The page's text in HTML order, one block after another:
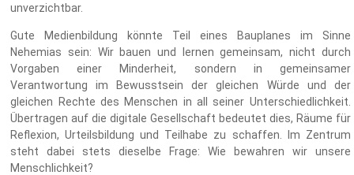
unverzichtbar.
Gute Medienbildung könnte Teil eines Bauplanes im Sinne
Nehemias sein: Wir bauen und lernen gemeinsam, nicht durch
Vorgaben einer Minderheit, sondern in gemeinsamer
Verantwortung im Bewusstsein der gleichen Würde und der
gleichen Rechte des Menschen in all seiner Unterschiedlichkeit.
Übertragen auf die digitale Gesellschaft bedeutet dies, Räume für
Reflexion, Urteilsbildung und Teilhabe zu schaffen. Im Zentrum
steht dabei stets dieselbe Frage: Wie bewahren wir unsere
Menschlichkeit?